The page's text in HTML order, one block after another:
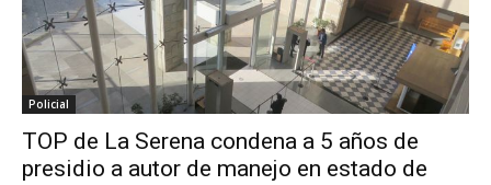
Policial
TOP de La Serena condena a 5 años de
presidio a autor de manejo en estado de